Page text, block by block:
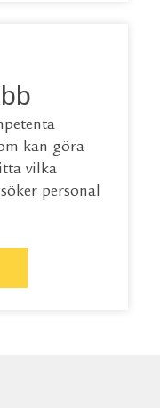
kan göra
vilka
personal